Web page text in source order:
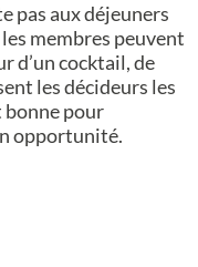
pas aux déjeuners
membres peuvent
d’un cocktail, de
les décideurs les
bonne pour
opportunité.